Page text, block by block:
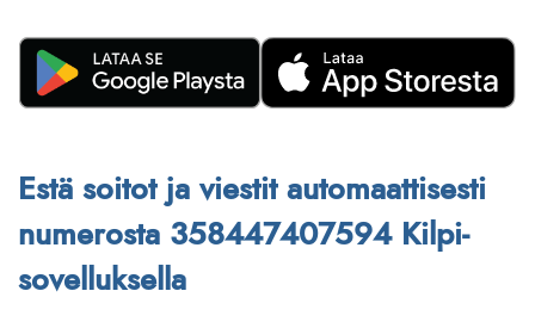
Estä soitot ja viestit automaattisesti
numerosta 358447407594 Kilpi-
sovelluksella